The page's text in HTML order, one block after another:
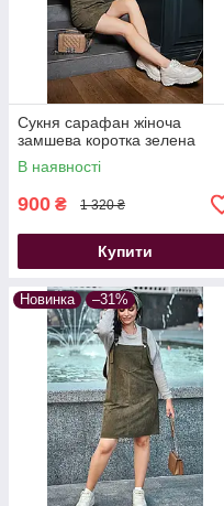
Сукня сарафан жіноча
замшева коротка зелена
В наявності
900 ₴ 1 320 ₴
Купити
Новинка –31%